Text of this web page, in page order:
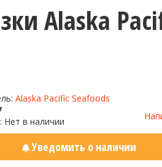
Alaska
Alaska Pacific Seafoods
Нет в наличии
Уведомить о наличии